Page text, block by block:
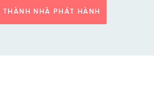
THÀNH NHÀ PHÁT HÀNH